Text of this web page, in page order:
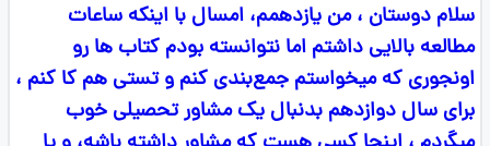
سلام دوستان ، من یازدهمم، امسال با اینکه ساعات
مطالعه بالایی داشتم اما نتوانسته بودم کتاب ها رو
اونجوری که میخواستم جمع‌بندی کنم و تستی هم کا کنم ،
برای سال دوازدهم بدنبال یک مشاور تحصیلی خوب